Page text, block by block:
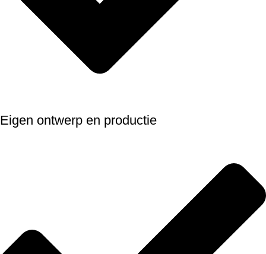
Eigen ontwerp en productie